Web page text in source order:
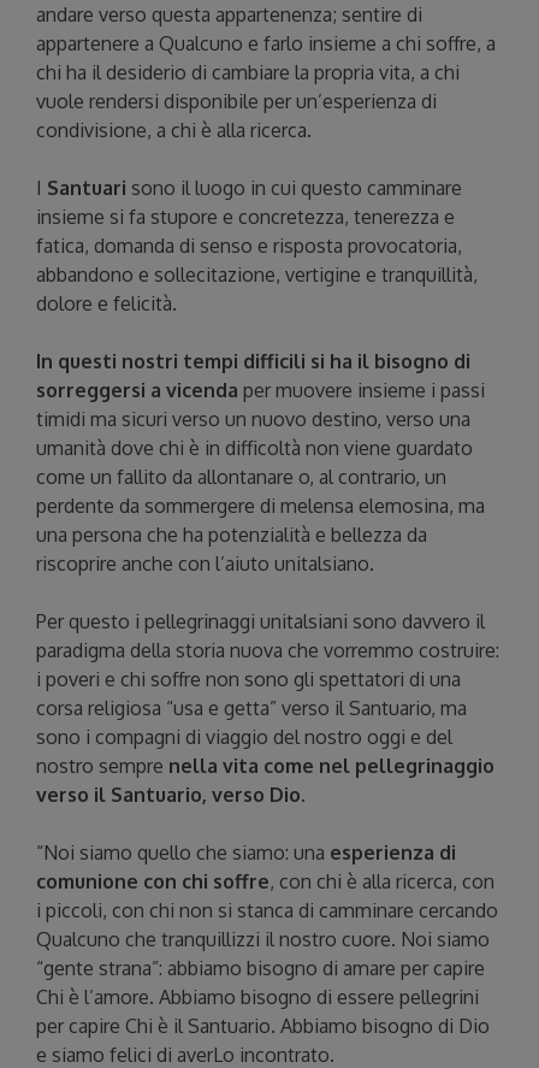
andare verso questa appartenenza; sentire di
appartenere a Qualcuno e farlo insieme a chi soffre, a
chi ha il desiderio di cambiare la propria vita, a chi
vuole rendersi disponibile per un’esperienza di
condivisione, a chi è alla ricerca.
I Santuari sono il luogo in cui questo camminare
insieme si fa stupore e concretezza, tenerezza e
fatica, domanda di senso e risposta provocatoria,
abbandono e sollecitazione, vertigine e tranquillità,
dolore e felicità.
In questi nostri tempi difficili si ha il bisogno di
sorreggersi a vicenda per muovere insieme i passi
timidi ma sicuri verso un nuovo destino, verso una
umanità dove chi è in difficoltà non viene guardato
come un fallito da allontanare o, al contrario, un
perdente da sommergere di melensa elemosina, ma
una persona che ha potenzialità e bellezza da
riscoprire anche con l’aiuto unitalsiano.
Per questo i pellegrinaggi unitalsiani sono davvero il
paradigma della storia nuova che vorremmo costruire:
i poveri e chi soffre non sono gli spettatori di una
corsa religiosa “usa e getta” verso il Santuario, ma
sono i compagni di viaggio del nostro oggi e del
nostro sempre nella vita come nel pellegrinaggio
verso il Santuario, verso Dio.
“Noi siamo quello che siamo: una esperienza di
comunione con chi soffre, con chi è alla ricerca, con
i piccoli, con chi non si stanca di camminare cercando
Qualcuno che tranquillizzi il nostro cuore. Noi siamo
“gente strana”: abbiamo bisogno di amare per capire
Chi è l’amore. Abbiamo bisogno di essere pellegrini
per capire Chi è il Santuario. Abbiamo bisogno di Dio
e siamo felici di averLo incontrato.